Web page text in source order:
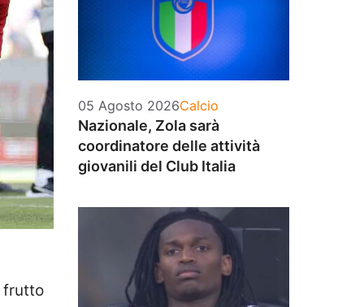
frutto
05 Agosto 2026Categorie
Calcio
Nazionale, Zola sarà
coordinatore delle attività
giovanili del Club Italia